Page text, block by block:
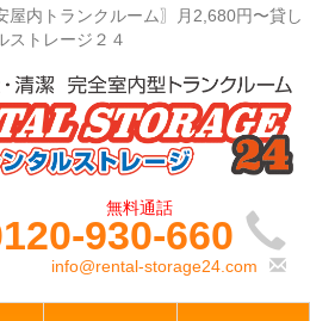
屋内トランクルーム〗月2,680円〜貸し
ストレージ２４
930-660
info@rental-storage24.com